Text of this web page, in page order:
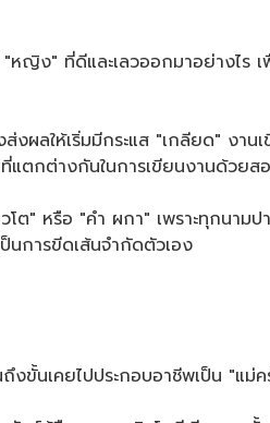
ญิง" ที่ดีและเลวออกมาอย่างไ
ส่งผลให้เริ่มมีกระแส "เกลียด"
แตกต่างกันในการเขียนงานด้วย
" หรือ "คำ ผกา" เพราะทุกนา
นการขีดเส้นจำกัดตัวเอง
ขั้นเคยไปประกอบอาชีพเป็น "แม่